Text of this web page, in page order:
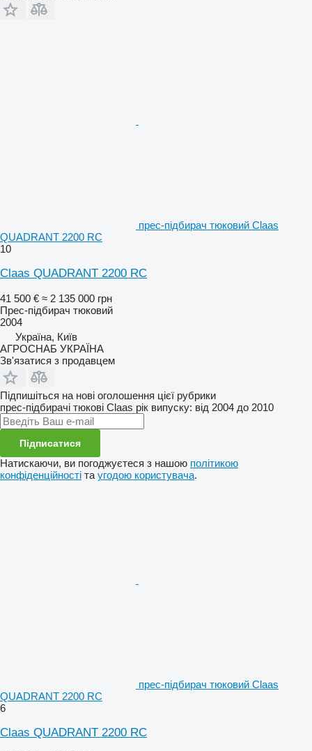
прес-підбирач тюковий Claas
QUADRANT 2200 RC
10
Claas QUADRANT 2200 RC
41 500 € ≈ 2 135 000 грн
Прес-підбирач тюковий
2004
Україна, Київ
АГРОСНАБ УКРАЇНА
Зв'язатися з продавцем
Підпишіться на нові оголошення цієї рубрики
прес-підбирачі тюкові Claas рік випуску: від 2004 до 2010
Підписатися
Натискаючи, ви погоджуєтеся з нашою політикою
конфіденційності та угодою користувача.
прес-підбирач тюковий Claas
QUADRANT 2200 RC
6
Claas QUADRANT 2200 RC